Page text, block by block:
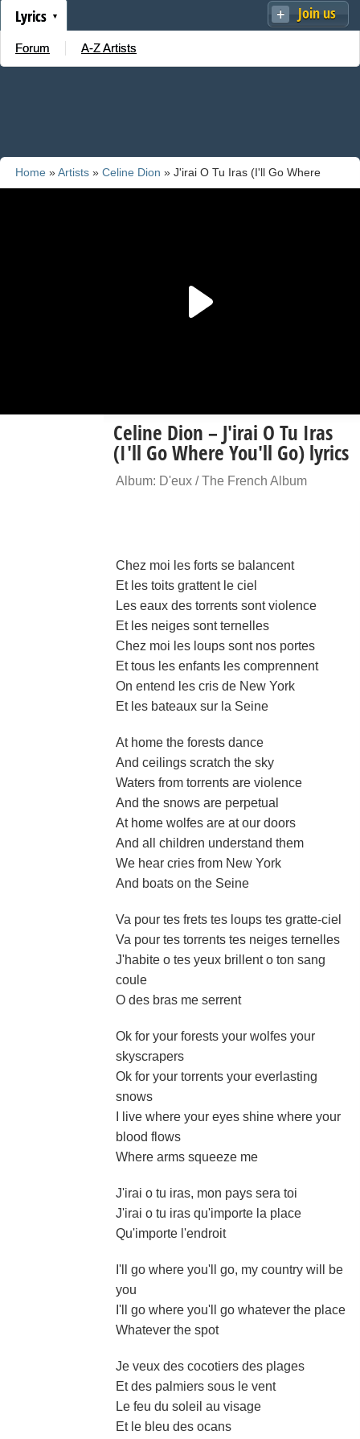
Join us
Lyrics
Forum A-Z Artists
Home »Artists » Celine Dion » J'irai O Tu Iras (I'll Go Where
Celine Dion – J'irai O Tu Iras
(I'll Go Where You'll Go) lyrics
Album: D'eux / The French Album
Chez moi les forts se balancent
Et les toits grattent le ciel
Les eaux des torrents sont violence
Et les neiges sont ternelles
Chez moi les loups sont nos portes
Et tous les enfants les comprennent
On entend les cris de New York
Et les bateaux sur la Seine
At home the forests dance
And ceilings scratch the sky
Waters from torrents are violence
And the snows are perpetual
At home wolfes are at our doors
And all children understand them
We hear cries from New York
And boats on the Seine
Va pour tes frets tes loups tes gratte-ciel
Va pour tes torrents tes neiges ternelles
J'habite o tes yeux brillent o ton sang
coule
O des bras me serrent
Ok for your forests your wolfes your
skyscrapers
Ok for your torrents your everlasting
snows
I live where your eyes shine where your
blood flows
Where arms squeeze me
J'irai o tu iras, mon pays sera toi
J'irai o tu iras qu'importe la place
Qu'importe l'endroit
I'll go where you'll go, my country will be
you
I'll go where you'll go whatever the place
Whatever the spot
Je veux des cocotiers des plages
Et des palmiers sous le vent
Le feu du soleil au visage
Et le bleu des ocans